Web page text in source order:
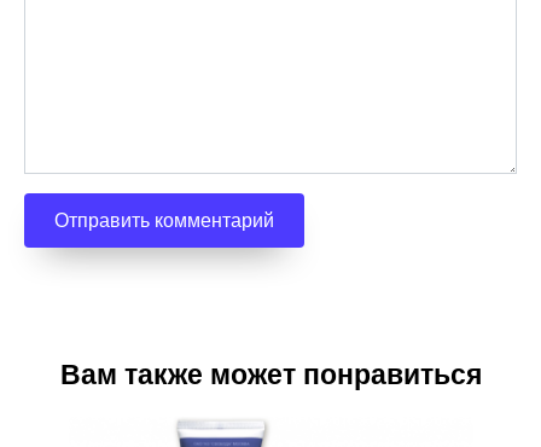
Вам также может понравиться